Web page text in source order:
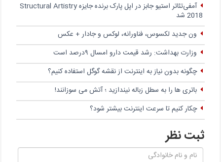
آمفی‌تئاتر استیو جابز در اپل پارک برنده‌ جایزه‌ Structural Artistry
2018 شد
ون جدید لکسوس، فناورانه، لوکس و جادار + عکس
وزارت بهداشت: رشد قیمت دارو امسال ۹درصد است
چگونه بدون نیاز به اینترنت از نقشه گوگل استفاده کنیم؟
باتری‌ ها را به سطل زباله نیندازید ؛ آتش می سوزانند!
چکار کنیم تا سرعت اینترنت بیشتر شود؟
ثبت نظر